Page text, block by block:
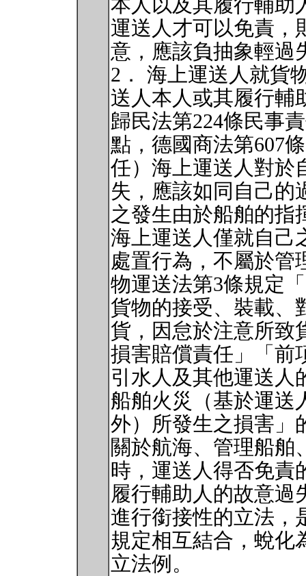
本人以及其履行輔助
運送人才可以免責，
意，應該負抽象輕過
2． 海上運送人就貨
送人本人或其履行輔
歸民法第224條民事
點，德國商法第607
任）海上運送人對於
失，應該如同自己的
之發生由於船舶的指
海上運送人僅就自己
處置行為，不屬於管
物運送法第3條規定
貨物的接受、裝載、
貨，因怠於注意所致
損害賠償責任」「前
引水人及其他運送人
船舶火災（基於運送
外）所發生之損害」
關於航海、管理船舶
時，運送人得否免責
履行輔助人的故意過
進行銜接性的立法，
規定相互結合，蛻化
立法例。